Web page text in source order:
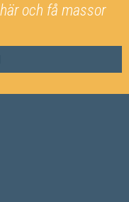
och få massor